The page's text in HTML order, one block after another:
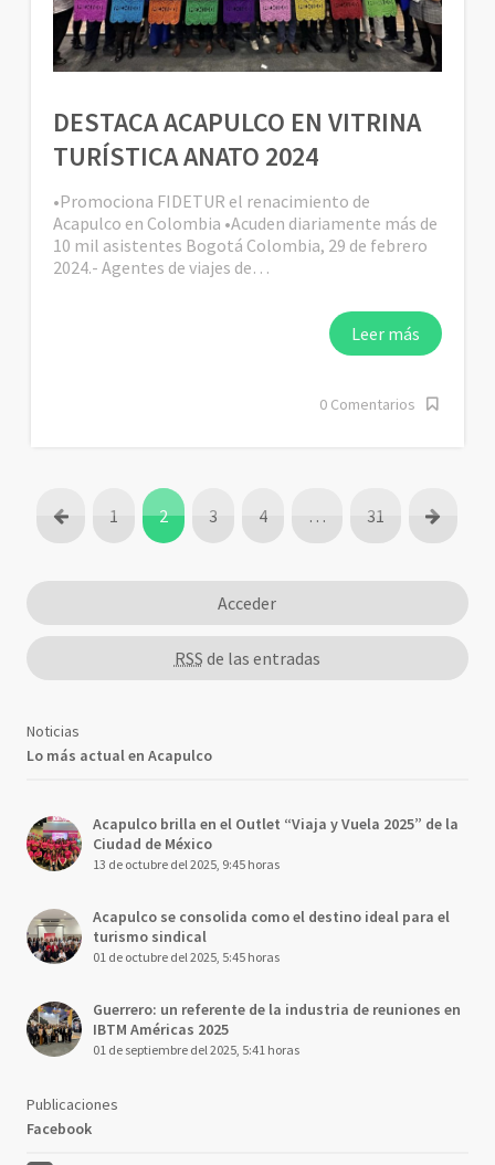
DESTACA ACAPULCO EN VITRINA
TURÍSTICA ANATO 2024
•Promociona FIDETUR el renacimiento de
Acapulco en Colombia •Acuden diariamente más de
10 mil asistentes Bogotá Colombia, 29 de febrero
2024.- Agentes de viajes de…
Leer más
0 Comentarios
1 2 3 4 … 31
Acceder
RSS de las entradas
Noticias
Lo más actual en Acapulco
Acapulco brilla en el Outlet “Viaja y Vuela 2025” de la
Ciudad de México
13 de octubre del 2025, 9:45 horas
Acapulco se consolida como el destino ideal para el
turismo sindical
01 de octubre del 2025, 5:45 horas
Guerrero: un referente de la industria de reuniones en
IBTM Américas 2025
01 de septiembre del 2025, 5:41 horas
Publicaciones
Facebook